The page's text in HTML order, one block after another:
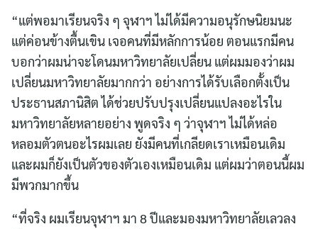
Search
for:
“แต่พอมาเรียนจริง ๆ จุฬาฯ ไม่ได้มีความอนุรักษนิยมนะ
แต่ค่อนข้างตื้นเขิน เจอคนที่มีหลักการน้อย ตอนแรกมีคน
บอกว่าผมน่าจะโดนมหาวิทยาลัยเปลี่ยน แต่ผมมองว่าผม
เปลี่ยนมหาวิทยาลัยมากกว่า อย่างการได้รับเลือกตั้งเป็น
ประธานสภานิสิต ได้ช่วยปรับปรุงเปลี่ยนแปลงอะไรใน
มหาวิทยาลัยหลายอย่าง พูดจริง ๆ ว่าจุฬาฯ ไม่ได้หล่อ
หลอมตัวตนอะไรผมเลย ยังมีคนที่เกลียดเราเหมือนเดิม
และผมก็ยังเป็นตัวของตัวเองเหมือนเดิม แต่ผมว่าตอนนี้ผม
มีพวกมากขึ้น
“ที่จริง ผมเรียนจุฬาฯ มา 8 ปีและมองมหาวิทยาลัยเลวลง